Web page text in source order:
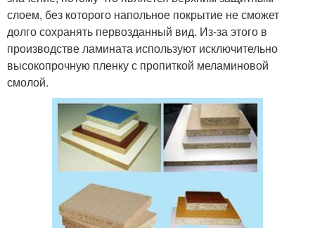
слоем, без которого напольное покрытие не сможет
долго сохранять первозданный вид. Из-за этого в
производстве ламината используют исключительно
высокопрочную пленку с пропиткой меламиновой
смолой.